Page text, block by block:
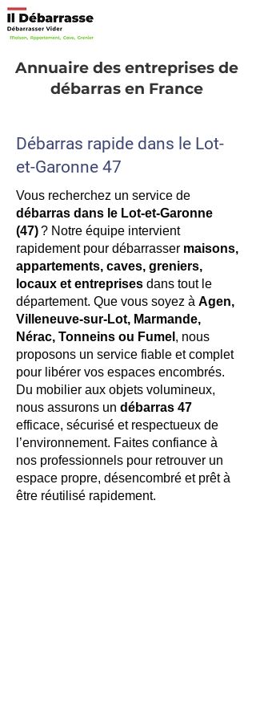
Annuaire des entreprises de
débarras en France
Débarras rapide dans le Lot-
et-Garonne 47
Vous recherchez un service de
débarras dans le Lot-et-Garonne
(47)? Notre équipe intervient
rapidement pour débarrasser maisons,
appartements, caves, greniers,
locaux et entreprises dans tout le
département. Que vous soyez à Agen,
Villeneuve-sur-Lot, Marmande,
Nérac, Tonneins ou Fumel , nous
proposons un service fiable et complet
pour libérer vos espaces encombrés.
Du mobilier aux objets volumineux,
nous assurons un débarras 47
efficace, sécurisé et respectueux de
l’environnement. Faites confiance à
nos professionnels pour retrouver un
espace propre, désencombré et prêt à
être réutilisé rapidement.